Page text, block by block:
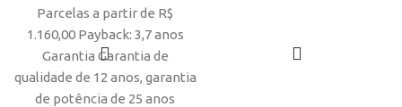
Parcelas a partir de R$
1.160,00 Payback: 3,7 anos
Garantia Garantia de
qualidade de 12 anos, garantia
de potência de 25 anos